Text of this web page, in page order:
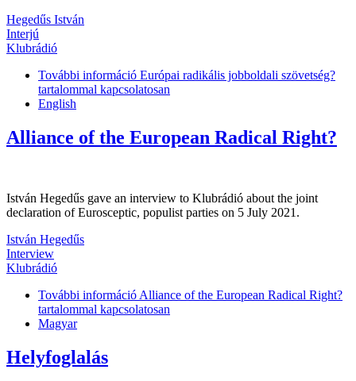
Hegedűs István
Interjú
Klubrádió
További információ Európai radikális jobboldali szövetség?
tartalommal kapcsolatosan
English
Alliance of the European Radical Right?
István Hegedűs gave an interview to Klubrádió about the joint
declaration of Eurosceptic, populist parties on 5 July 2021.
István Hegedűs
Interview
Klubrádió
További információ Alliance of the European Radical Right?
tartalommal kapcsolatosan
Magyar
Helyfoglalás